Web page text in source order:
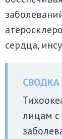
сердца,
лицам с